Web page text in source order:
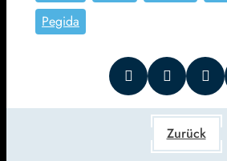
Pegida
Zurück